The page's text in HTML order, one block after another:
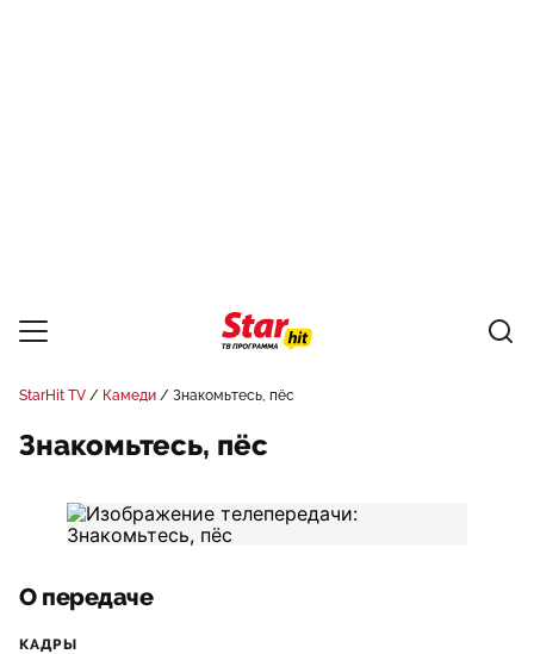
StarHit TV Камеди Знакомьтесь, пёс
Знакомьтесь, пёс
О передаче
КАДРЫ